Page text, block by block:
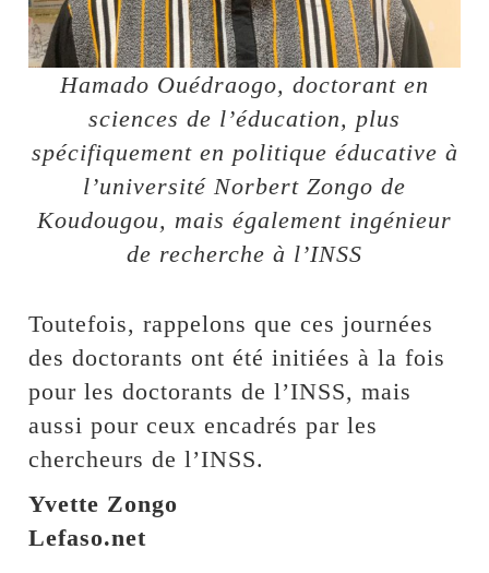
Hamado Ouédraogo, doctorant en
sciences de l’éducation, plus
spécifiquement en politique éducative à
l’université Norbert Zongo de
Koudougou, mais également ingénieur
de recherche à l’INSS
Toutefois, rappelons que ces journées
des doctorants ont été initiées à la fois
pour les doctorants de l’INSS, mais
aussi pour ceux encadrés par les
chercheurs de l’INSS.
Yvette Zongo
Lefaso.net